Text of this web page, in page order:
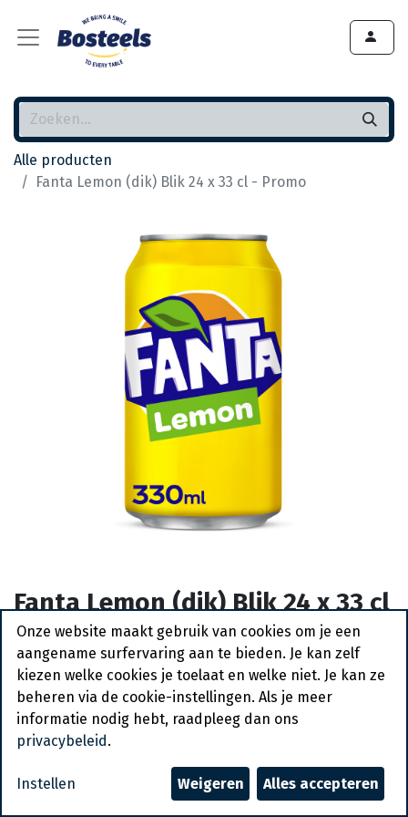
Alle producten
Fanta Lemon (dik) Blik 24 x 33 cl - Promo
Fanta Lemon (dik) Blik 24 x 33 cl
- Promo
Vraag een account aan
Algemene voorwaarden
30-dagen geld terug garantie
Verzending: 2-3 werkdagen
Onze website maakt gebruik van cookies om je een
aangename surfervaring aan te bieden. Je kan zelf
kiezen welke cookies je toelaat en welke niet. Je kan ze
beheren via de cookie-instellingen. Als je meer
informatie nodig hebt, raadpleeg dan ons
privacybeleid .
Instellen Weigeren Alles accepteren